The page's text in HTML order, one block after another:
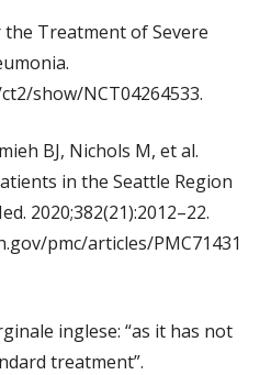
Treatment of Severe
show/NCT04264533.
BJ, Nichols M, et al.
in the Seattle Region
2020;382(21):2012–22.
pmc/articles/PMC71431
inglese: “as it has not
treatment”.